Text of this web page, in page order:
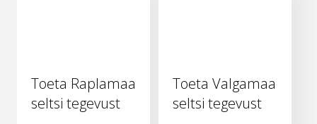
Toeta Raplamaa
seltsi tegevust
Toeta Valgamaa
seltsi tegevust